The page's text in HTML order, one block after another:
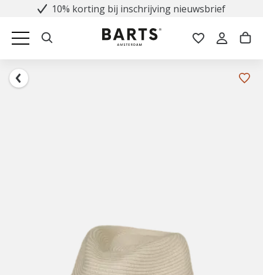
10% korting bij inschrijving nieuwsbrief